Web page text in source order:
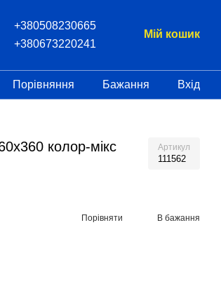
+380508230665
+380673220241
Мій кошик
Порівняння Бажання Вхід
колор-мікс
Артикул
111562
Порівняти В бажання